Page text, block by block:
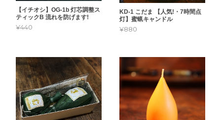
【イチオシ】OG-1b 灯芯調整ス
ティックB 流れを防げます!
¥440
KD-1 こだま 【人気!・7時間点
灯】蜜蝋キャンドル
¥880